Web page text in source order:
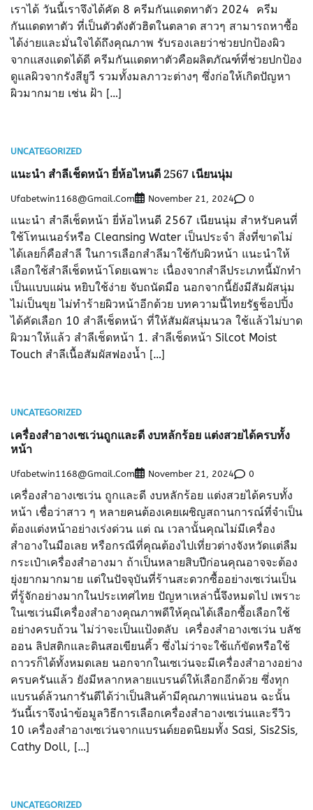
เราได้ วันนี้เราจึงได้คัด 8 ครีมกันแดดทาตัว 2024 ครีม
กันแดดทาตัว ที่เป็นตัวดังตัวฮิตในตลาด สาวๆ สามารถหาซื้อ
ได้ง่ายและมั่นใจได้ถึงคุณภาพ รับรองเลยว่าช่วยปกป้องผิว
จากแสงแดดได้ดี ครีมกันแดดทาตัวคือผลิตภัณฑ์ที่ช่วยปกป้อง
ดูแลผิวจากรังสียูวี รวมทั้งมลภาวะต่างๆ ซึ่งก่อให้เกิดปัญหา
ผิวมากมาย เช่น ฝ้า […]
UNCATEGORIZED
แนะนำ สำลีเช็ดหน้า ยี่ห้อไหนดี 2567 เนียนนุ่ม
Ufabetwin1168@gmail.com November 21, 2024 0
แนะนำ สำลีเช็ดหน้า ยี่ห้อไหนดี 2567 เนียนนุ่ม สำหรับคนที่
ใช้โทนเนอร์หรือ Cleansing Water เป็นประจำ สิ่งที่ขาดไม่
ได้เลยก็คือสำลี ในการเลือกสำลีมาใช้กับผิวหน้า แนะนำให้
เลือกใช้สำลีเช็ดหน้าโดยเฉพาะ เนื่องจากสำลีประเภทนี้มักทำ
เป็นแบบแผ่น หยิบใช้ง่าย จับถนัดมือ นอกจากนี้ยังมีสัมผัสนุ่ม
ไม่เป็นขุย ไม่ทำร้ายผิวหน้าอีกด้วย บทความนี้ไทยรัฐช็อปปิ้ง
ได้คัดเลือก 10 สำลีเช็ดหน้า ที่ให้สัมผัสนุ่มนวล ใช้แล้วไม่บาด
ผิวมาให้แล้ว สำลีเช็ดหน้า 1. สำลีเช็ดหน้า Silcot Moist
Touch สำลีเนื้อสัมผัสฟองน้ำ […]
UNCATEGORIZED
เครื่องสำอางเซเว่นถูกและดี งบหลักร้อย แต่งสวยได้ครบทั้ง
หน้า
Ufabetwin1168@gmail.com November 21, 2024 0
เครื่องสำอางเซเว่น ถูกและดี งบหลักร้อย แต่งสวยได้ครบทั้ง
หน้า เชื่อว่าสาว ๆ หลายคนต้องเคยเผชิญสถานการณ์ที่จำเป็น
ต้องแต่งหน้าอย่างเร่งด่วน แต่ ณ เวลานั้นคุณไม่มีเครื่อง
สำอางในมือเลย หรือกรณีที่คุณต้องไปเที่ยวต่างจังหวัดแต่ลืม
กระเป๋าเครื่องสำอางมา ถ้าเป็นหลายสิบปีก่อนคุณอาจจะต้อง
ยุ่งยากมากมาย แต่ในปัจจุบันที่ร้านสะดวกซื้ออย่างเซเว่นเป็น
ที่รู้จักอย่างมากในประเทศไทย ปัญหาเหล่านี้จึงหมดไป เพราะ
ในเซเว่นมีเครื่องสำอางคุณภาพดีให้คุณได้เลือกซื้อเลือกใช้
อย่างครบถ้วน ไม่ว่าจะเป็นแป้งตลับ เครื่องสำอางเซเว่น บลัช
ออน ลิปสติกและดินสอเขียนคิ้ว ซึ่งไม่ว่าจะใช้แก้ขัดหรือใช้
ถาวรก็ได้ทั้งหมดเลย นอกจากในเซเว่นจะมีเครื่องสำอางอย่าง
ครบครันแล้ว ยังมีหลากหลายแบรนด์ให้เลือกอีกด้วย ซึ่งทุก
แบรนด์ล้วนการันตีได้ว่าเป็นสินค้ามีคุณภาพแน่นอน ฉะนั้น
วันนี้เราจึงนำข้อมูลวิธีการเลือกเครื่องสำอางเซเว่นและรีวิว
10 เครื่องสำอางเซเว่นจากแบรนด์ยอดนิยมทั้ง Sasi, Sis2Sis,
Cathy Doll, […]
UNCATEGORIZED